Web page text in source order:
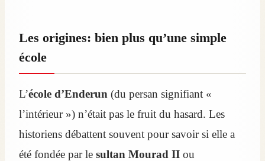
Les origines: bien plus qu’une simple
école
L’école d’Enderun (du persan signifiant «
l’intérieur ») n’était pas le fruit du hasard. Les
historiens débattent souvent pour savoir si elle a
été fondée par le sultan Mourad II ou